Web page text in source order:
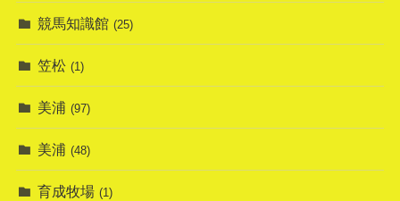
競馬知識館 (25)
笠松 (1)
美浦 (97)
美浦 (48)
育成牧場 (1)